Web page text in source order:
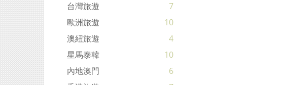
台灣旅遊
7
歐洲旅遊
10
澳紐旅遊
4
星馬泰韓
10
內地澳門
6